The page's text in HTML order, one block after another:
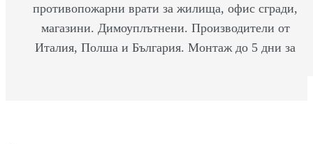
противопожарни врати за жилища, офис сгради,
магазини. Димоуплътнени. Производители от
Италия, Полша и България. Монтаж до 5 дни за